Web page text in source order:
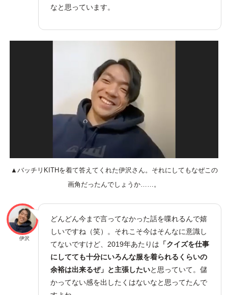
なと思っています。
▲バッチリKITHを着て答えてくれた伊沢さん。それにしてもなぜこの
画角だったんでしょうか……。
伊沢
どんどん今まで言ってなかった話を喋れるんで嬉
しいですね（笑）。それこそ今はそんなに意識し
てないですけど、2019年あたりは 「クイズを仕事
にしてても十分にいろんな服を着られるくらいの
余裕は出来るぜ」と主張したいと思っていて。儲
かってない感を出したくはないなと思ってたんで